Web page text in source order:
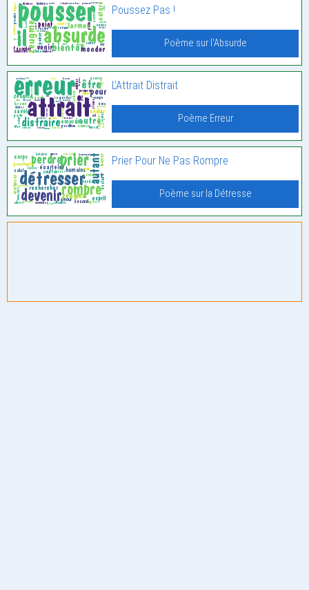
Poussez Pas !
Poème sur l'Absurde
L’Attrait Distrait
Poème Erreur
Prier Pour Ne Pas Rompre
Poème sur la Détresse